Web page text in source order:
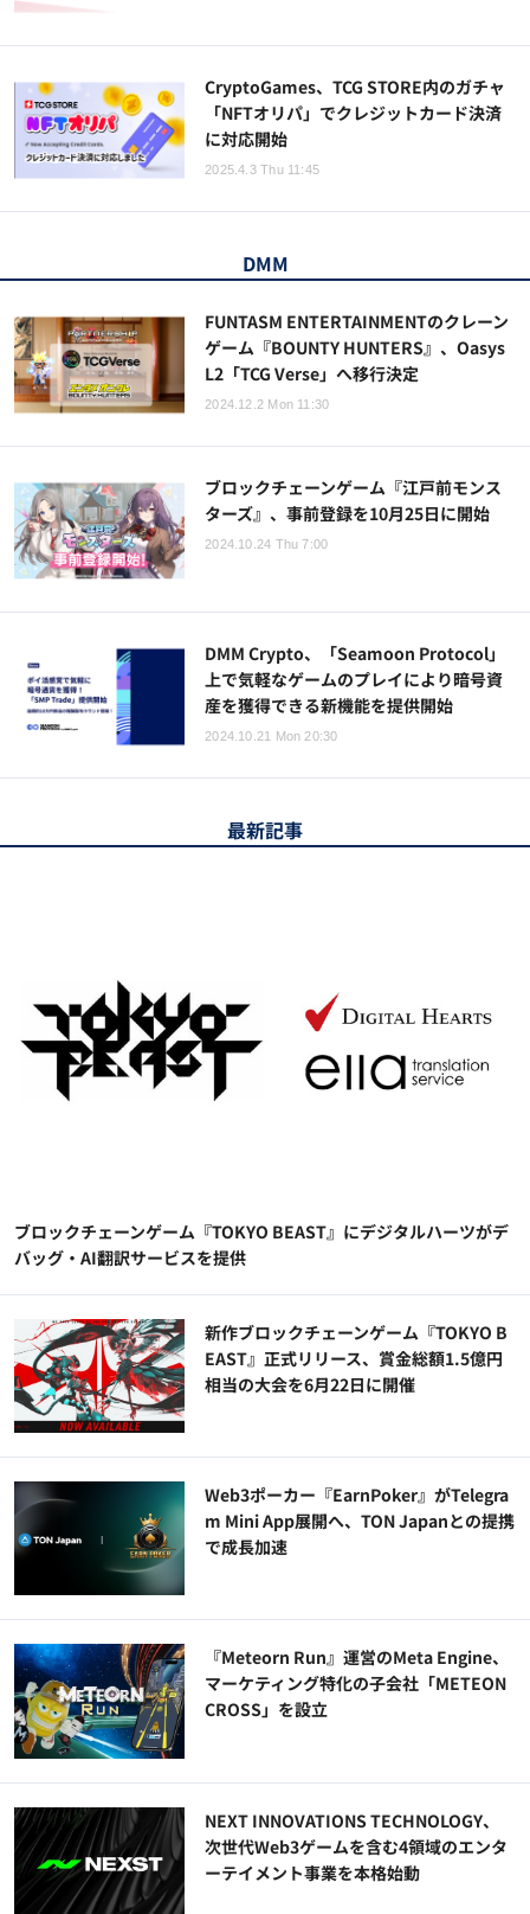
CryptoGames、TCG STORE内のガチャ
「NFTオリパ」でクレジットカード決済
に対応開始
2025.4.3 Thu 11:45
DMM
FUNTASM ENTERTAINMENTのクレーン
ゲーム『BOUNTY HUNTERS』、Oasys
L2「TCG Verse」へ移行決定
2024.12.2 Mon 11:30
ブロックチェーンゲーム『江戸前モンス
ターズ』、事前登録を10月25日に開始
2024.10.24 Thu 7:00
DMM Crypto、「Seamoon Protocol」
上で気軽なゲームのプレイにより暗号資
産を獲得できる新機能を提供開始
2024.10.21 Mon 20:30
最新記事
ブロックチェーンゲーム『TOKYO BEAST』にデジタルハーツがデ
バッグ・AI翻訳サービスを提供
新作ブロックチェーンゲーム『TOKYO B
EAST』正式リリース、賞金総額1.5億円
相当の大会を6月22日に開催
Web3ポーカー『EarnPoker』がTelegra
m Mini App展開へ、TON Japanとの提携
で成長加速
『Meteorn Run』運営のMeta Engine、
マーケティング特化の子会社「METEON
CROSS」を設立
NEXT INNOVATIONS TECHNOLOGY、
次世代Web3ゲームを含む4領域のエンタ
ーテイメント事業を本格始動